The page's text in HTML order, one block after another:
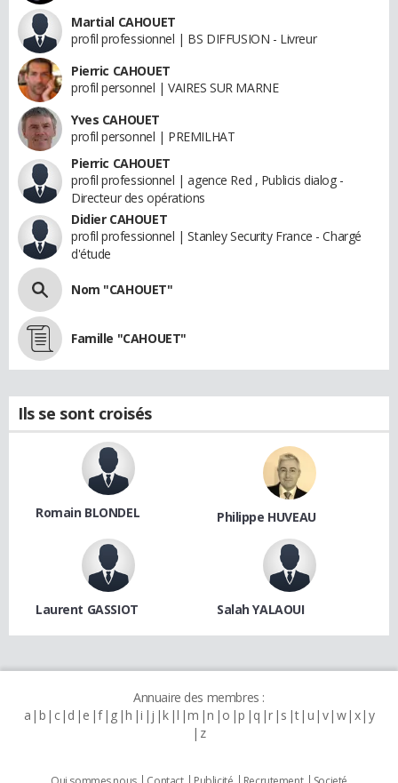
Martial CAHOUET
profil professionnel | BS DIFFUSION - Livreur
Pierric CAHOUET
profil personnel | VAIRES SUR MARNE
Yves CAHOUET
profil personnel | PREMILHAT
Pierric CAHOUET
profil professionnel | agence Red , Publicis dialog -
Directeur des opérations
Didier CAHOUET
profil professionnel | Stanley Security France - Chargé
d'étude
Nom "CAHOUET"
Famille "CAHOUET"
Ils se sont croisés
Romain BLONDEL Philippe HUVEAU
Laurent GASSIOT Salah YALAOUI
Annuaire des membres :
a b c d e f g h i j k l m n o p q r s t u v w x y
z